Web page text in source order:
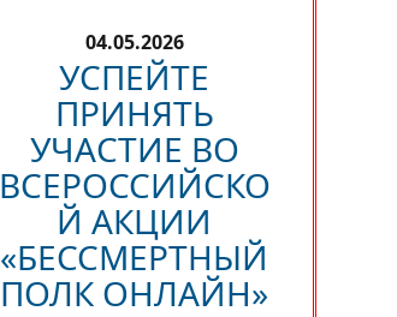
04.05.2026
УСПЕЙТЕ
ПРИНЯТЬ
УЧАСТИЕ ВО
ВСЕРОССИЙСКО
Й АКЦИИ
«БЕССМЕРТНЫЙ
ПОЛК ОНЛАЙН»